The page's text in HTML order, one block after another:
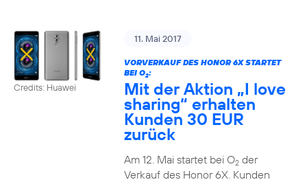
Credits: Huawei
11. Mai 2017
VORVERKAUF DES HONOR 6X STARTET
BEI O2:
Mit der Aktion „I love
sharing“ erhalten
Kunden 30 EUR
zurück
Am 12. Mai startet bei O2der
Verkauf des Honor 6X. Kunden